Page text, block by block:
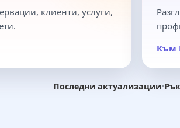
клиенти, услуги,
Към
Последни актуализации•